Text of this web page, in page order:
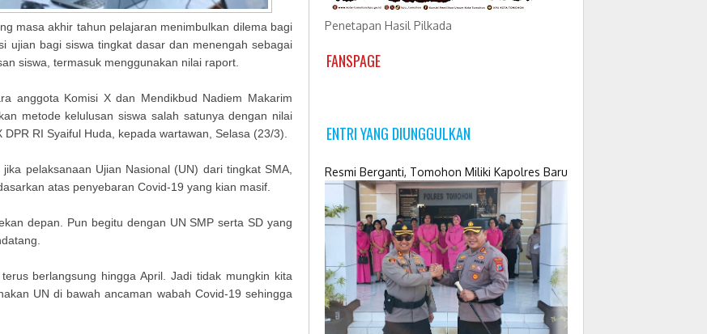
masa akhir tahun pelajaran menimbulkan dilema bagi
ujian bagi siswa tingkat dasar dan menengah sebagai
siswa, termasuk menggunakan nilai raport.
anggota Komisi X dan Mendikbud Nadiem Makarim
metode kelulusan siswa salah satunya dengan nilai
RI Syaiful Huda, kepada wartawan, Selasa (23/3).
pelaksanaan Ujian Nasional (UN) dari tingkat SMA,
atas penyebaran Covid-19 yang kian masif.
depan. Pun begitu dengan UN SMP serta SD yang
berlangsung hingga April. Jadi tidak mungkin kita
UN di bawah ancaman wabah Covid-19 sehingga
Penetapan Hasil Pilkada
FANSPAGE
ENTRI YANG DIUNGGULKAN
Resmi Berganti, Tomohon Miliki Kapolres Baru